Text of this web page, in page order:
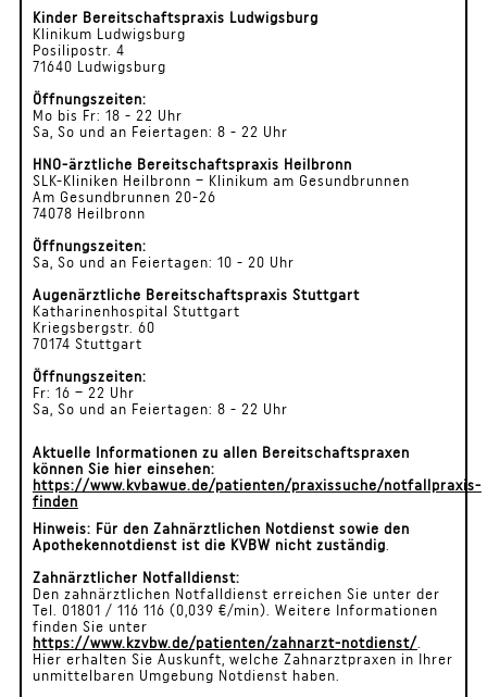
Kinder Bereitschaftspraxis Ludwigsburg
Klinikum Ludwigsburg
Posilipostr. 4
71640 Ludwigsburg
Öffnungszeiten:
Mo bis Fr: 18 - 22 Uhr
Sa, So und an Feiertagen: 8 - 22 Uhr
HNO-ärztliche Bereitschaftspraxis Heilbronn
SLK-Kliniken Heilbronn – Klinikum am Gesundbrunnen
Am Gesundbrunnen 20-26
74078 Heilbronn
Öffnungszeiten:
Sa, So und an Feiertagen: 10 - 20 Uhr
Augenärztliche Bereitschaftspraxis Stuttgart
Katharinenhospital Stuttgart
Kriegsbergstr. 60
70174 Stuttgart
Öffnungszeiten:
Fr: 16 – 22 Uhr
Sa, So und an Feiertagen: 8 - 22 Uhr
Aktuelle Informationen zu allen Bereitschaftspraxen
können Sie hier einsehen:
https://www.kvbawue.de/patienten/praxissuche/notfallpraxis-
finden
Hinweis: Für den Zahnärztlichen Notdienst sowie den
Apothekennotdienst ist die KVBW nicht zuständig
Zahnärztlicher Notfalldienst:
Den zahnärztlichen Notfalldienst erreichen Sie unter der
Tel. 01801 / 116 116 (0,039 €/min). Weitere Informationen
finden Sie unter
https://www.kzvbw.de/patienten/zahnarzt-notdienst/
Hier erhalten Sie Auskunft, welche Zahnarztpraxen in Ihrer
unmittelbaren Umgebung Notdienst haben.